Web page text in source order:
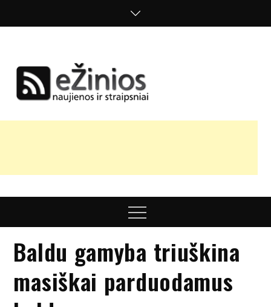
nuomonės
Menu
Baldu gamyba triuškina
masiškai parduodamus